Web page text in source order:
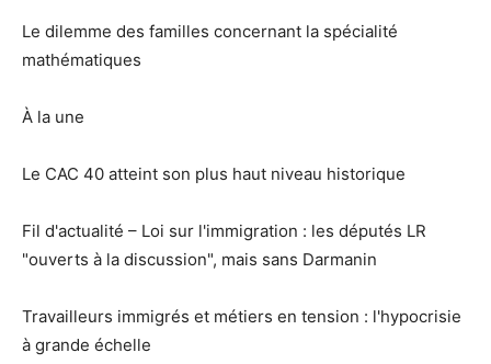
Le dilemme des familles concernant la spécialité
mathématiques
À la une
Le CAC 40 atteint son plus haut niveau historique
Fil d'actualité – Loi sur l'immigration : les députés LR
"ouverts à la discussion", mais sans Darmanin
Travailleurs immigrés et métiers en tension : l'hypocrisie
à grande échelle